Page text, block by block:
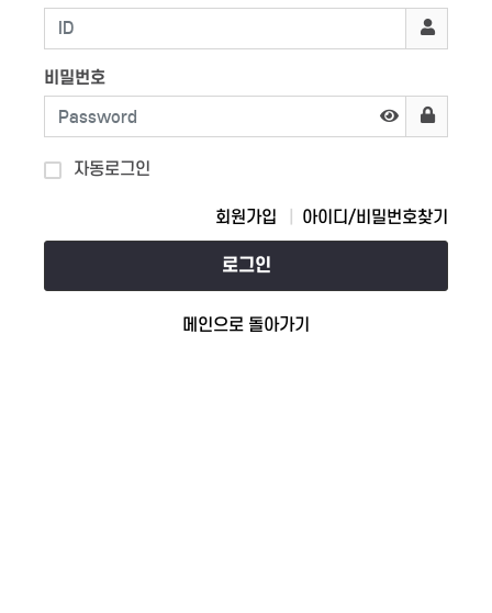
비밀번호
자동로그인
회원가입 아이디/비밀번호찾기
로그인
메인으로 돌아가기